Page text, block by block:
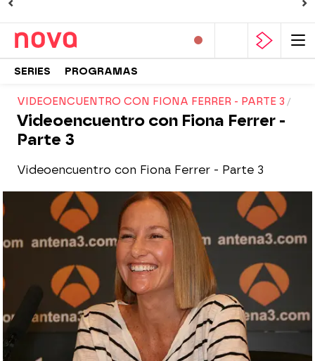
SERIES PROGRAMAS
VIDEOENCUENTRO CON FIONA FERRER - PARTE 3
Videoencuentro con Fiona Ferrer -
Parte 3
Videoencuentro con Fiona Ferrer - Parte 3
Nova
Publicado:30 de junio de 2010, 20:23